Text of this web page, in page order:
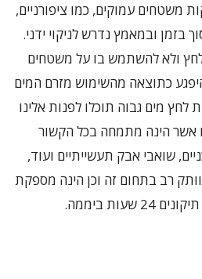
משטחים עמוקים, כמו ציפורניים,
בזמן ובמאמץ נדרש לניקוי ידני.
ולא להשתמש בו על משטחים
כתוצאה מהשימוש מזרם המים
מים גבוה תוכלו לפנות אלינו
אשר הינה מתמחה בכל הקשור
שואבי אבק תעשייתיים ועוד,
רב בתחום זה וכן הינה מספקת
ביממה.